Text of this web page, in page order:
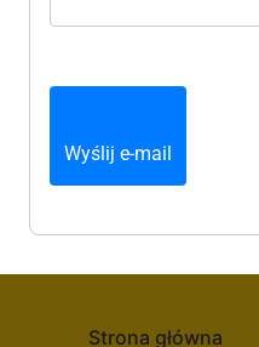
Wyślij e-mail
Strona główna